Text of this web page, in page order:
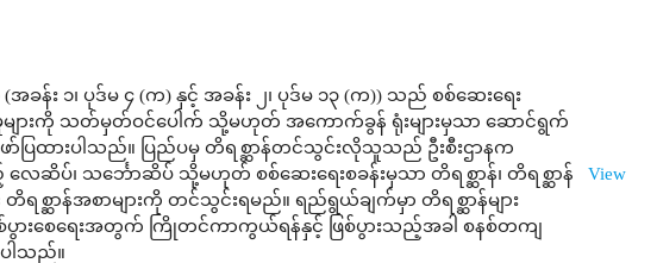
န်း ၁၊ ပုဒ်မ ၄ (က) နှင့် အခန်း ၂၊ ပုဒ်မ ၁၃ (က)) သည် စစ်ဆေးရေး
ားကို သတ်မှတ်ဝင်ပေါက် သို့မဟုတ် အကောက်ခွန် ရုံးများမှသာ ဆောင်ရွက်
ော်ပြထားပါသည်။ ပြည်ပမှ တိရစ္ဆာန်တင်သွင်းလိုသူသည် ဦးစီးဌာနက
ပ်၊ သင်္ဘောဆိပ် သို့မဟုတ် စစ်ဆေးရေးစခန်းမှသာ တိရစ္ဆာန်၊ တိရစ္ဆာန်
တိရစ္ဆာန်အစာများကို တင်သွင်းရမည်။ ရည်ရွယ်ချက်မှာ တိရစ္ဆာန်များ
စ်ပွားစေရေးအတွက် ကြိုတင်ကာကွယ်ရန်နှင့် ဖြစ်ပွားသည့်အခါ စနစ်တကျ
ပါသည်။
View